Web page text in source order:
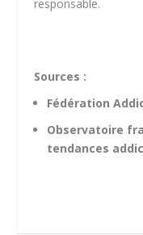
responsable.
Sources :
Fédération
Observatoire
tendances